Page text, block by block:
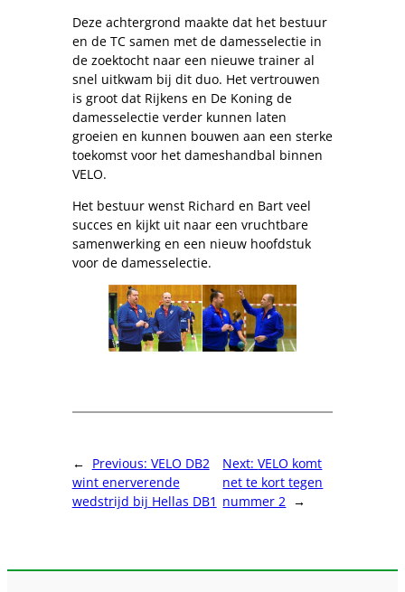
Deze achtergrond maakte dat het bestuur
en de TC samen met de damesselectie in
de zoektocht naar een nieuwe trainer al
snel uitkwam bij dit duo. Het vertrouwen
is groot dat Rijkens en De Koning de
damesselectie verder kunnen laten
groeien en kunnen bouwen aan een sterke
toekomst voor het dameshandbal binnen
VELO.
Het bestuur wenst Richard en Bart veel
succes en kijkt uit naar een vruchtbare
samenwerking en een nieuw hoofdstuk
voor de damesselectie.
← Previous: VELO DB2
wint enerverende
wedstrijd bij Hellas DB1
Next:VELO komt
net te kort tegen
nummer 2 →